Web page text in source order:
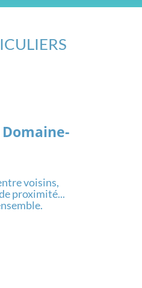
Domaine-
voisins,
proximité...